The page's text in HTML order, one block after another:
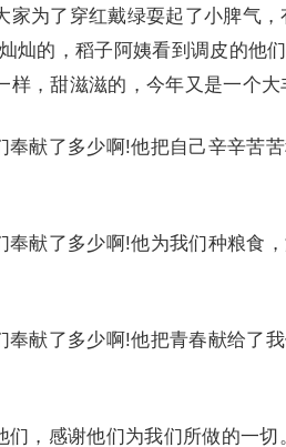
家为了穿红戴绿耍起了小脾气
灿的，稻子阿姨看到调皮的他
样，甜滋滋的，今年又是一个大
了多少啊!他把自己辛辛苦苦
了多少啊!他为我们种粮食，
了多少啊!他把青春献给了我
感谢他们为我们所做的一切